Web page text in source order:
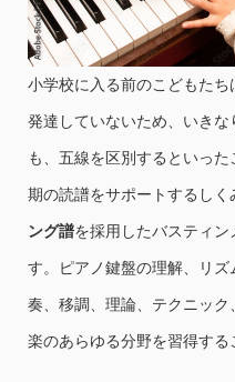
小学校に入る前のこどもた
発達していないため、いき
も、五線を区別するといっ
期の読譜をサポートするしく
ング譜を採用したバスティン
す。ピアノ鍵盤の理解、リ
奏、移調、理論、テクニッ
楽のあらゆる分野を習得する